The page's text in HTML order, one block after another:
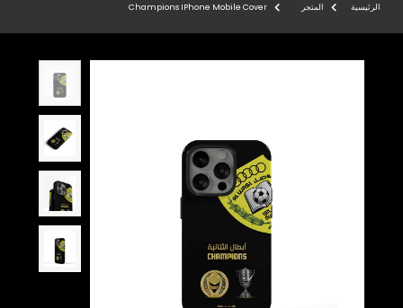
الرئيسية المتجر Champions IPhone Mobile Cover